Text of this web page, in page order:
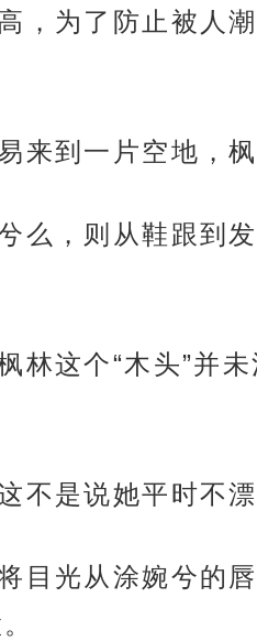
，为了防止被人
来到一片空地，枫
么，则从鞋跟到
林这个“木头”并
不是说她平时不漂
目光从涂婉兮的